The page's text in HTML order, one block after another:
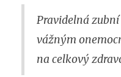
Pravidelná
vážným
na celkový